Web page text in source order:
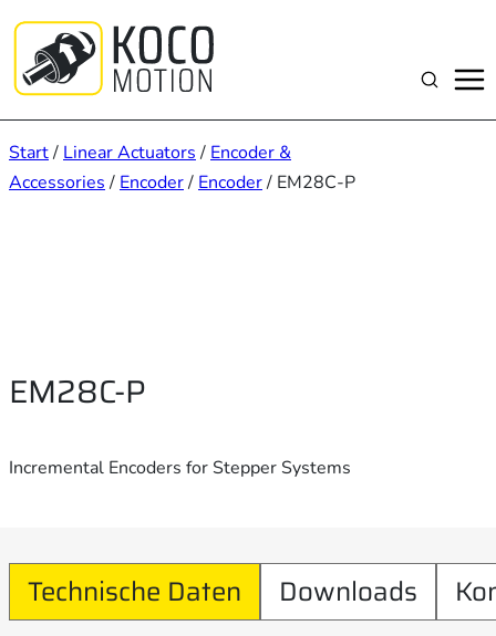
Inhalt
springen
Suchen
Start/ Linear Actuators / Encoder &
Accessories / Encoder/ Encoder/ EM28C-P
EM28C-P
Incremental Encoders for Stepper Systems
Technische Daten Downloads